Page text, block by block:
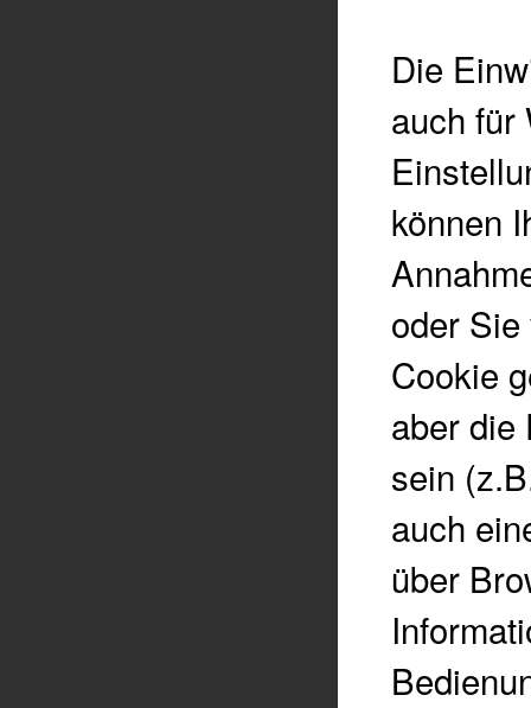
Die
auch für
können
oder
Cookie
aber die
sein
auch
über